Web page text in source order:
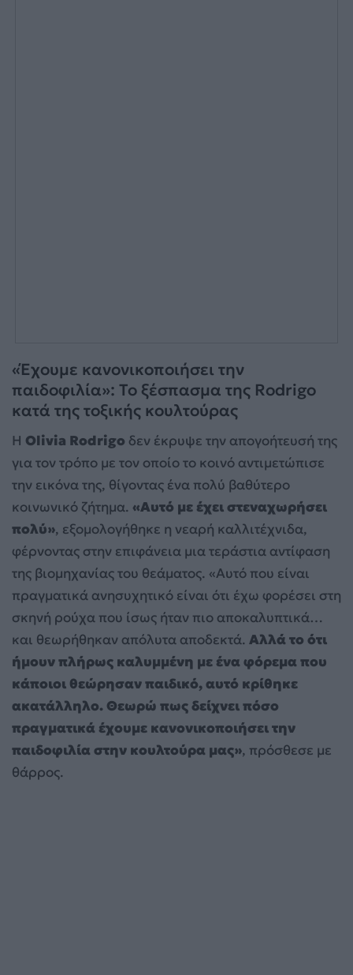
«Έχουμε κανονικοποιήσει την
παιδοφιλία»: Το ξέσπασμα της Rodrigo
κατά της τοξικής κουλτούρας
Η Olivia Rodrigo δεν έκρυψε την απογοήτευσή της
για τον τρόπο με τον οποίο το κοινό αντιμετώπισε
την εικόνα της, θίγοντας ένα πολύ βαθύτερο
κοινωνικό ζήτημα. «Αυτό με έχει στεναχωρήσει
πολύ», εξομολογήθηκε η νεαρή καλλιτέχνιδα,
φέρνοντας στην επιφάνεια μια τεράστια αντίφαση
της βιομηχανίας του θεάματος. «Αυτό που είναι
πραγματικά ανησυχητικό είναι ότι έχω φορέσει στη
σκηνή ρούχα που ίσως ήταν πιο αποκαλυπτικά…
και θεωρήθηκαν απόλυτα αποδεκτά. Αλλά το ότι
ήμουν πλήρως καλυμμένη με ένα φόρεμα που
κάποιοι θεώρησαν παιδικό, αυτό κρίθηκε
ακατάλληλο. Θεωρώ πως δείχνει πόσο
πραγματικά έχουμε κανονικοποιήσει την
παιδοφιλία στην κουλτούρα μας», πρόσθεσε με
θάρρος.